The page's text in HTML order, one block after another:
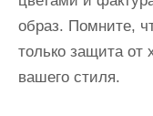
образ. Помните,
только защита от
вашего стиля.